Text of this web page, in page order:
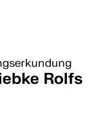
Rolfs